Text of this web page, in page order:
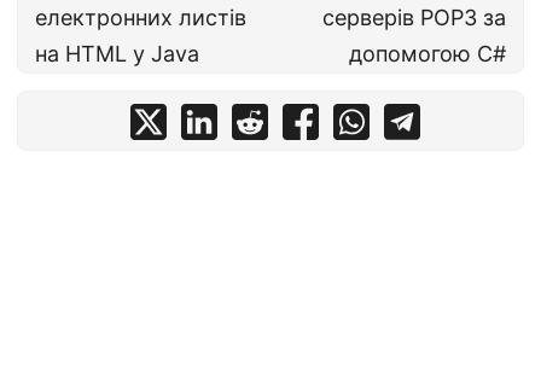
електронних листів
на HTML у Java
серверів POP3 за
допомогою C#